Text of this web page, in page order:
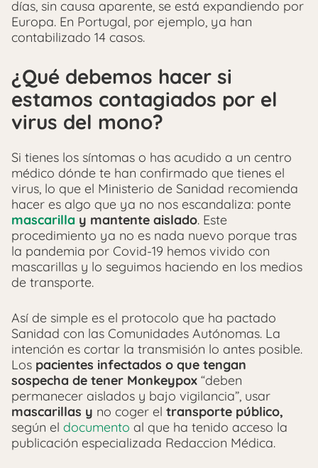
días, sin causa aparente, se está expandiendo por
Europa. En Portugal, por ejemplo, ya han
contabilizado 14 casos.
¿Qué debemos hacer si
estamos contagiados por el
virus del mono?
Si tienes los síntomas o has acudido a un centro
médico dónde te han confirmado que tienes el
virus, lo que el Ministerio de Sanidad recomienda
hacer es algo que ya no nos escandaliza: ponte
mascarilla y mantente aislado. Este
procedimiento ya no es nada nuevo porque tras
la pandemia por Covid-19 hemos vivido con
mascarillas y lo seguimos haciendo en los medios
de transporte.
Así de simple es el protocolo que ha pactado
Sanidad con las Comunidades Autónomas. La
intención es cortar la transmisión lo antes posible.
Los pacientes infectados o que tengan
sospecha de tener Monkeypox “deben
permanecer aislados y bajo vigilancia”, usar
mascarillas y no coger el transporte público,
según el documento al que ha tenido acceso la
publicación especializada Redaccion Médica.